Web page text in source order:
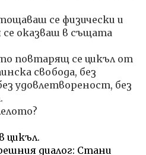
се физически и
се оказваш в същата
повтарящ се цикъл от
свобода, без
удовлетвореност, без
цикъл.
диалог: Стани